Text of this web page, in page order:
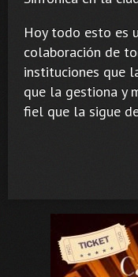
Hoy todo esto es
colaboración de
instituciones que
que la gestiona y
fiel que la sigue